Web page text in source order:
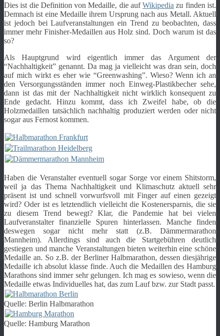
Dies ist die Definition von Medaille, die aufWikipedia zu finden ist.
Demnach ist eine Medaille ihrem Ursprung nach aus Metall. Aktuell
ist jedoch bei Laufveranstaltungen ein Trend zu beobachten, dass
immer mehr Finisher-Medaillen aus Holz sind. Doch warum ist das
so?
Als Hauptgrund wird eigentlich immer das Argument der
“Nachhaltigkeit” genannt. Da mag ja vielleicht was dran sein, doch
auf mich wirkt es eher wie “Greenwashing”. Wieso? Wenn ich an
den Versorgungsständen immer noch Einweg-Plastikbecher sehe,
dann ist das mit der Nachhaltigkeit nicht wirklich konsequent zu
Ende gedacht. Hinzu kommt, dass ich Zweifel habe, ob die
Holzmedaillen tatsächlich nachhaltig produziert werden oder nicht
sogar aus Fernost kommen.
Haben die Veranstalter eventuell sogar Sorge vor einem Shitstorm,
weil ja das Thema Nachhaltigkeit und Klimaschutz aktuell sehr
präsent ist und schnell vorwurfsvoll mit Finger auf einen gezeigt
wird? Oder ist es letztendlich vielleicht die Kostenersparnis, die sie
zu diesem Trend bewegt? Klar, die Pandemie hat bei vielen
Laufveranstalter finanzielle Spuren hinterlassen. Manche finden
deswegen sogar nicht mehr statt (z.B. Dämmermarathon
Mannheim). Allerdings sind auch die Startgebühren deutlich
gestiegen und manche Veranstaltungen bieten weiterhin eine schöne
Medaille an. So z.B. der Berliner Halbmarathon, dessen diesjährige
Medaille ich absolut klasse finde. Auch die Medaillen des Hamburg
Marathons sind immer sehr gelungen. Ich mag es sowieso, wenn die
Medaille etwas Individuelles hat, das zum Lauf bzw. zur Stadt passt.
Quelle: Berlin Halbmarathon
Quelle: Hamburg Marathon